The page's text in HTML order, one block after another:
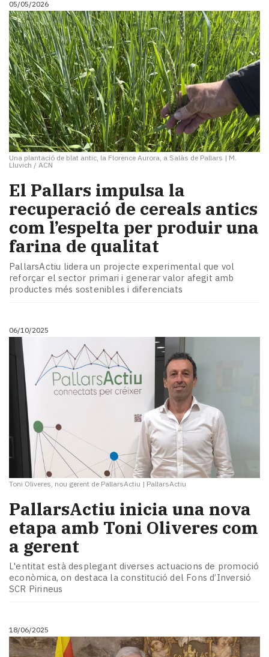
i
turisme
Cultura
Esports
Mai
tant!
TV
i
mitjans
El
temps
Reportatges
Enquestes
A
escena!
Dis
la
Subscriptors
La
Pallars
Contingut
patrocinat
Lo
més
llegit...
Editorial
05/05/2026
Una plantació de blat antic, la Florence Aurora, a Salàs de Pallars | M.
Lluvich / ACN
El Pallars impulsa la
recuperació de cereals antics
com l’espelta per produir una
farina de qualitat
PallarsActiu lidera un projecte experimental que vol
reforçar el sector primari i generar valor afegit amb
productes més sostenibles i diferenciats
06/10/2025
Toni Oliveres, nou gerent de PallarsActiu | PallarsActiu
PallarsActiu inicia una nova
etapa amb Toni Oliveres com
a gerent
L'entitat està desplegant diverses actuacions de promoció
econòmica, on destaca la constitució del Fons d’Inversió
SCR Pirineus
18/06/2025